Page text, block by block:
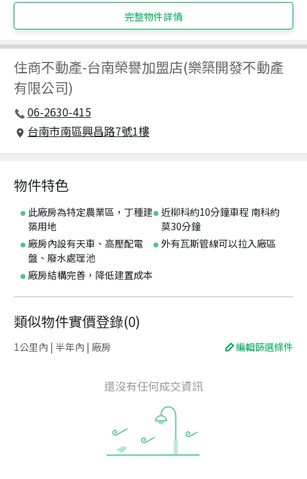
完整物件詳情
住商不動產-台南榮譽加盟店(樂築開發不動產
有限公司)
06-2630-415
台南市南區興昌路7號1樓
物件特色
此廠房為特定農業區，丁種建
築用地
近柳科約10分鐘車程 南科約
莫30分鐘
廠房內設有天車、高壓配電
盤、廢水處理池
外有瓦斯管線可以拉入廠區
廠房結構完善，降低建置成本
類似物件實價登錄(0)
1公里內 | 半年內 | 廠房 編輯篩選條件
還沒有任何成交資訊